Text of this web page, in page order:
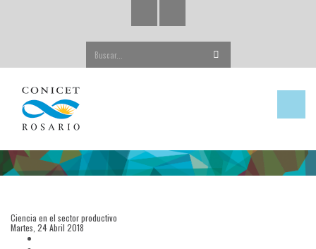
Ciencia en el sector productivo
Martes, 24 Abril 2018